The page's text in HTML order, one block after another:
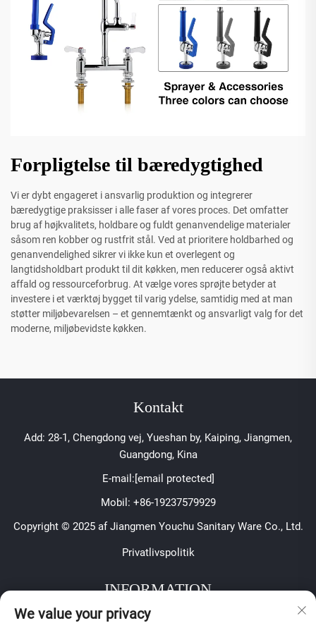
Forpligtelse til bæredygtighed
Vi er dybt engageret i ansvarlig produktion og integrerer
bæredygtige praksisser i alle faser af vores proces. Det omfatter
brug af højkvalitets, holdbare og fuldt genanvendelige materialer
såsom ren kobber og rustfrit stål. Ved at prioritere holdbarhed og
genanvendelighed sikrer vi ikke kun et overlegent og
langtidsholdbart produkt til dit køkken, men reducerer også aktivt
affald og ressourceforbrug. At vælge vores sprøjte betyder at
investere i et værktøj bygget til varig ydelse, samtidig med at man
støtter miljøbevarelsen – et gennemtænkt og ansvarligt valg for det
moderne, miljøbevidste køkken.
Kontakt
Add: 28-1, Chengdong vej, Yueshan by, Kaiping, Jiangmen,
Guangdong, Kina
E-mail: [email protected]
Mobil: +86-19237579929
Copyright © 2025 af Jiangmen Youchu Sanitary Ware Co., Ltd.
Privatlivspolitik
INFORMATION
Tilmeld dig for at modtage vores ugentlige nyhedsbrev
We value your privacy